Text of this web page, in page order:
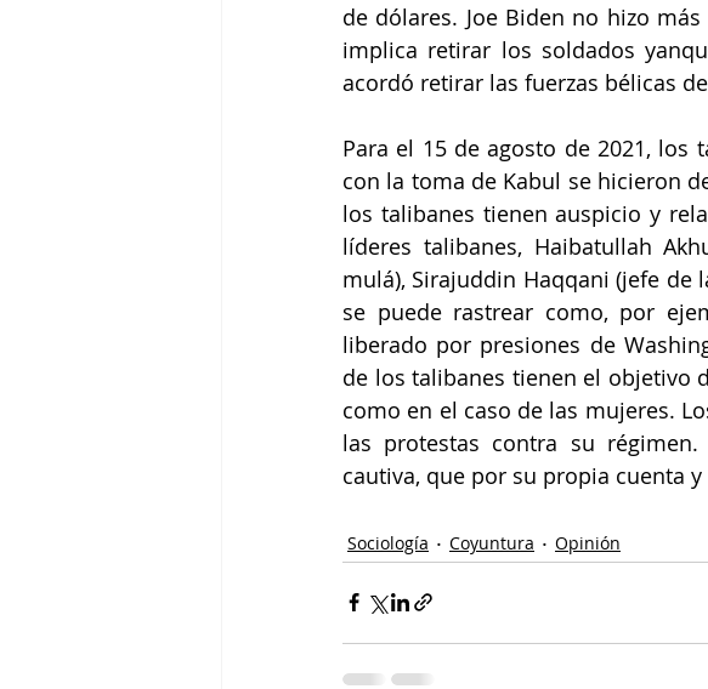
de dólares. Joe Biden no hizo
implica retirar los soldados
acordó retirar las fuerzas bélicas
Para el 15 de agosto de 2021, los
con la toma de Kabul se hicieron
los talibanes tienen auspicio y
líderes talibanes, Haibatullah
mulá), Sirajuddin Haqqani (jefe de
se puede rastrear como, por
liberado por presiones de
de los talibanes tienen el objetivo
como en el caso de las mujeres.
las protestas contra su
cautiva, que por su propia cuenta
Sociología Coyuntura Opinión